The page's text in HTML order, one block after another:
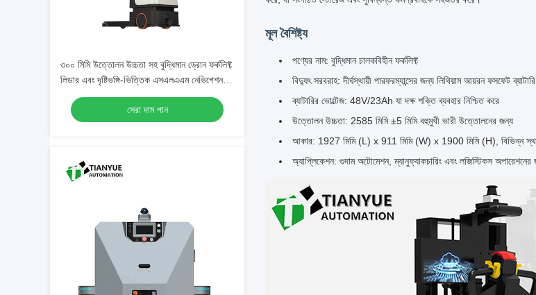
৩০০ মিমি উত্তোলন উচ্চতা সহ বুদ্ধিমান ড্রোন ফর্কলিফ্ট
লিডার এবং দৃষ্টিভঙ্গি-ভিত্তিক এসএলএএম নেভিগেশন
এবং ফ্রন্ট বাম্পার সুরক্ষা অ্যান্টি-কোলিশন এজ
সেরা দাম পান
মূল বৈশিষ্ট্য
পণ্যের নাম: বুদ্ধিমান চালকবিহীন ফর্কলিফ্ট
বিদ্যুৎ সরবরাহ: দীর্ঘস্থায়ী পারফরম্যান্সের জন্য লিথিয়াম আয়রন ফসফেট ব্যাটারি
ব্যাটারির ভোল্টেজ: 48V/23Ah যা দক্ষ শক্তি ব্যবহার নিশ্চিত করে
উত্তোলন উচ্চতা: 2585 মিমি ±5 মিমি বহুমুখী ভারী উত্তোলনের জন্য
আকার: 1927 মিমি (L) x 911 মিমি (W) x 1900 মিমি (H), বিভিন্ন
অ্যাপ্লিকেশন: গুদাম অটোমেশন, ম্যানুফ্যাকচারিং এবং লজিস্টিকস